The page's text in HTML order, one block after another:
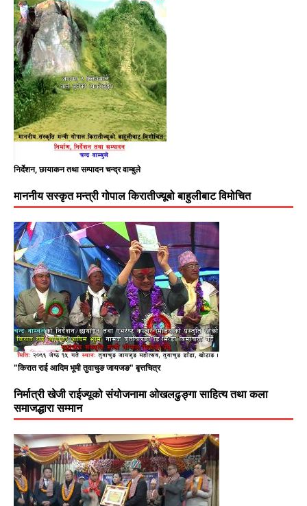
निर्देशन, छायाकन तथा सम्पादन चन्द्र वाम्बुले
माननीय सस्कृत मन्त्री गोपाल किरातीज्यूबो बाहुलीबाट विमोचित
"किरात राई आदिम भूमी तुवाचुङ जायजङ" बृत्तचित्र
निर्मात्री खेजी राईज्यूको संयोजनामा ओखलढुङ्गा साहित्य तथा कला
समाजद्धारा सम्मान